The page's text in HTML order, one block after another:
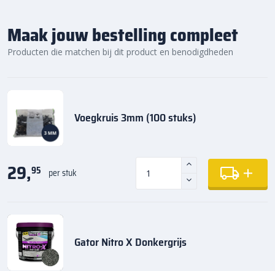
Maak jouw bestelling compleet
Producten die matchen bij dit product en benodigdheden
Voegkruis 3mm (100 stuks)
29,95 per stuk
Gator Nitro X Donkergrijs